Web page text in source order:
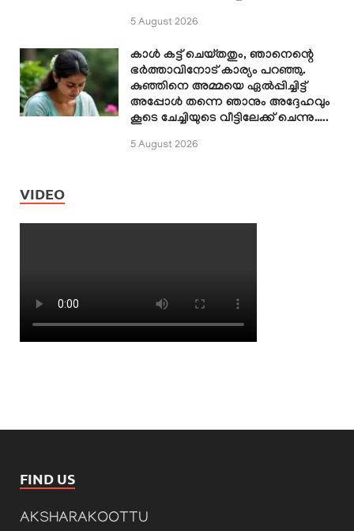
5 August 2026
കാൾ കട്ട് ചെയ്തതും, ഞാനെന്റെ
ഭർത്താവിനോട് കാര്യം പറഞ്ഞു.
കുഞ്ഞിനെ അമ്മയെ ഏൽപ്പിച്ചിട്ട്
അപ്പോൾ തന്നെ ഞാനും അദ്ദേഹവും
കൂടെ ചേച്ചിയുടെ വീട്ടിലേക്ക് ചെന്നു…..
5 August 2026
VIDEO
FIND US
AKSHARAKOOTTU